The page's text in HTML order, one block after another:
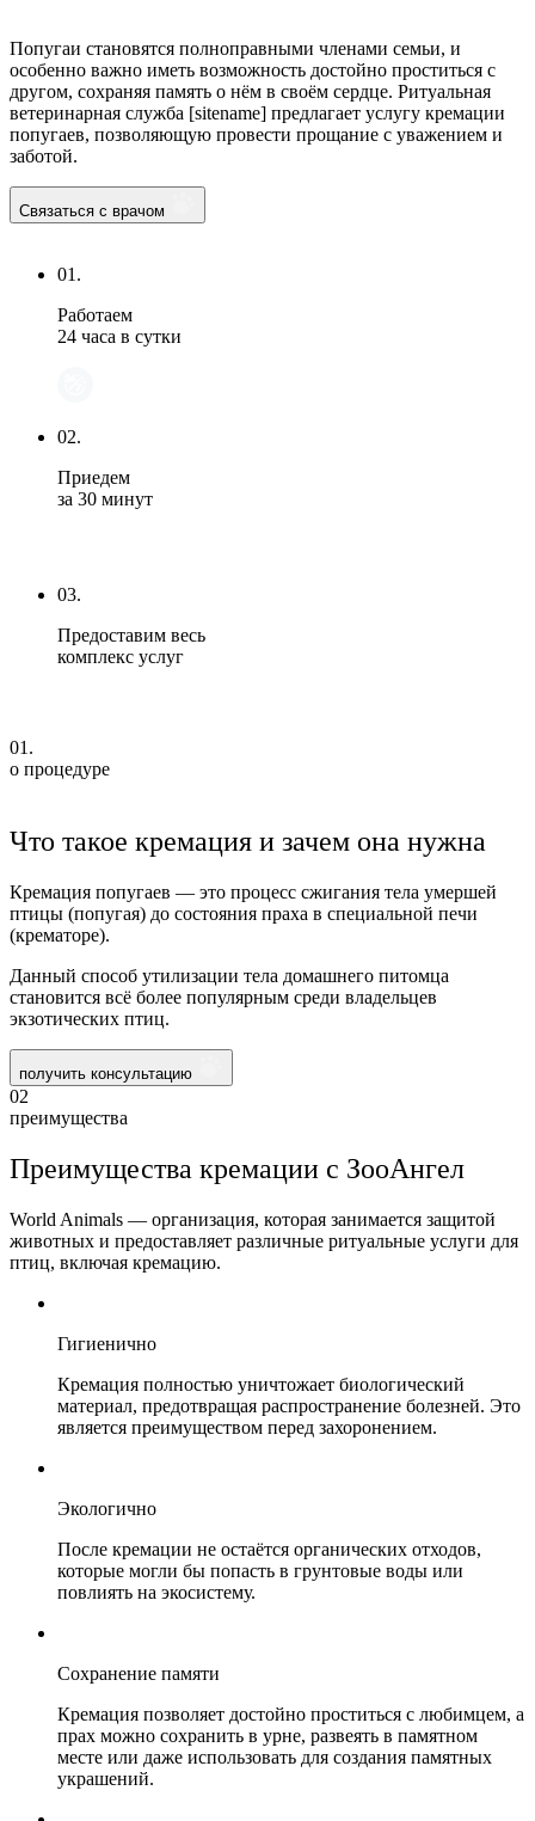
Попугаи становятся полноправными членами семьи, и
особенно важно иметь возможность достойно проститься с
другом, сохраняя память о нём в своём сердце. Ритуальная
ветеринарная служба [sitename] предлагает услугу кремации
попугаев, позволяющую провести прощание с уважением и
заботой.
Связаться с врачом
01.
Работаем
24 часа в сутки
02.
Приедем
за 30 минут
03.
Предоставим весь
комплекс услуг
01.
о процедуре
Что такое кремация и зачем она нужна
Кремация попугаев — это процесс сжигания тела умершей
птицы (попугая) до состояния праха в специальной печи
(крематоре).
Данный способ утилизации тела домашнего питомца
становится всё более популярным среди владельцев
экзотических птиц.
получить консультацию
02
преимущества
Преимущества кремации с ЗооАнгел
World Animals — организация, которая занимается защитой
животных и предоставляет различные ритуальные услуги для
птиц, включая кремацию.
Гигиенично
Кремация полностью уничтожает биологический
материал, предотвращая распространение болезней. Это
является преимуществом перед захоронением.
Экологично
После кремации не остаётся органических отходов,
которые могли бы попасть в грунтовые воды или
повлиять на экосистему.
Сохранение памяти
Кремация позволяет достойно проститься с любимцем, а
прах можно сохранить в урне, развеять в памятном
месте или даже использовать для создания памятных
украшений.